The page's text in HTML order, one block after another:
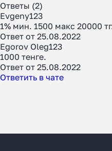
Ответы (2)
Evgeny123
1% мин. 1500 макс 20000
Ответ от 25.08.2022
Egorov Oleg123
1000 тенге.
Ответ от 25.08.2022
Ответить в чате